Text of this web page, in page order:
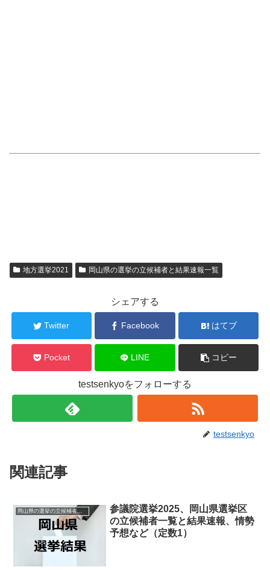
地方選挙2021 岡山県の選挙の立候補者と結果速報一覧
シェアする
Twitter Facebook はてブ
Pocket LINE コピー
testsenkyoをフォローする
testsenkyo
関連記事
岡山県の選挙の立候補者と結果速報一覧
参議院選挙2025、岡山県選挙区
の立候補者一覧と結果速報、情勢
予想など（定数1）